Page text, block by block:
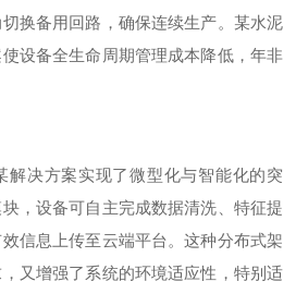
换备用回路，确保连续生产。某水泥
设备全生命周期管理成本降低，年非
解决方案实现了微型化与智能化的突
，设备可自主完成数据清洗、特征提
信息上传至云端平台。这种分布式架
又增强了系统的环境适应性，特别适